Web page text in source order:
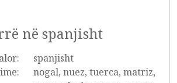
në spanjisht
spanjisht
nogal, nuez, tuerca, matriz,